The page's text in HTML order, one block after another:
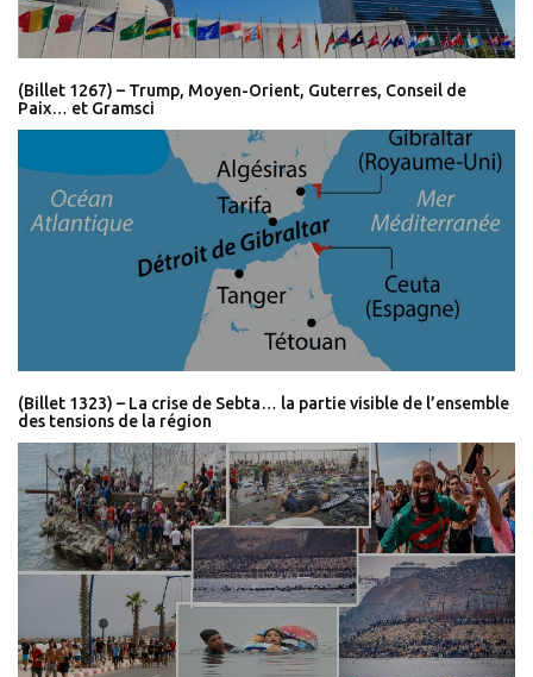
(Billet 1267) – Trump, Moyen-Orient, Guterres, Conseil de
Paix… et Gramsci
(Billet 1323) – La crise de Sebta… la partie visible de l’ensemble
des tensions de la région